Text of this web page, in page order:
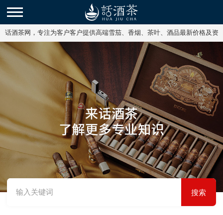
话酒茶网，专注为客户客户提供高端雪茄、香烟、茶叶、酒品最新价格及资
讯。